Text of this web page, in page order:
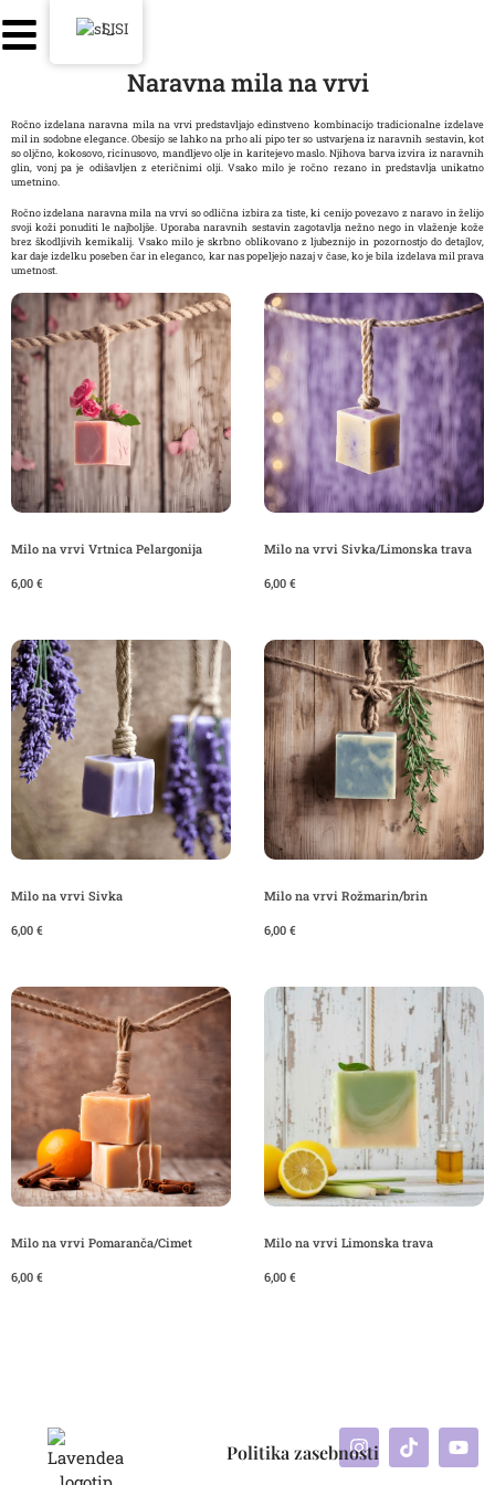
Naravna mila na vrvi
Ročno izdelana naravna mila na vrvi predstavljajo edinstveno kombinacijo tradicionalne izdelave
mil in sodobne elegance. Obesijo se lahko na prho ali pipo ter so ustvarjena iz naravnih sestavin, kot
so oljčno, kokosovo, ricinusovo, mandljevo olje in karitejevo maslo. Njihova barva izvira iz naravnih
glin, vonj pa je odišavljen z eteričnimi olji. Vsako milo je ročno rezano in predstavlja unikatno
umetnino.
Ročno izdelana naravna mila na vrvi so odlična izbira za tiste, ki cenijo povezavo z naravo in želijo
svoji koži ponuditi le najboljše. Uporaba naravnih sestavin zagotavlja nežno nego in vlaženje kože
brez škodljivih kemikalij. Vsako milo je skrbno oblikovano z ljubeznijo in pozornostjo do detajlov,
kar daje izdelku poseben čar in eleganco, kar naspopeljejo nazaj v čase, ko je bila izdelava mil prava
umetnost.
Milo na vrvi Vrtnica Pelargonija
6,00 €
Milo na vrvi Sivka/Limonska trava
6,00 €
Milo na vrvi Sivka
6,00 €
Milo na vrvi Rožmarin/brin
6,00 €
Milo na vrvi Pomaranča/Cimet
6,00 €
Milo na vrvi Limonska trava
6,00 €
Politika zasebnosti
SI